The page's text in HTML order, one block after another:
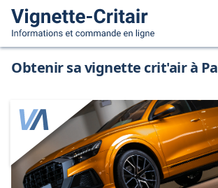
Obtenir sa vignette crit'air à